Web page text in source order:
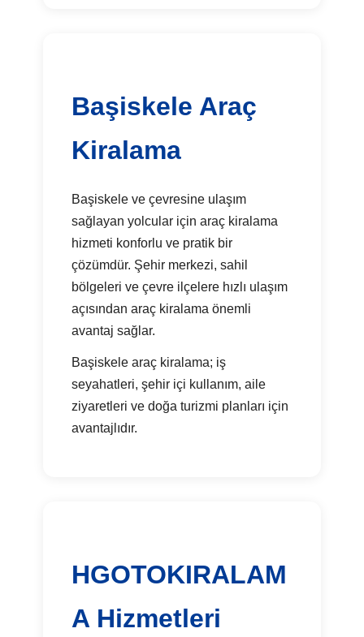
Başiskele Araç
Kiralama
Başiskele ve çevresine ulaşım
sağlayan yolcular için araç kiralama
hizmeti konforlu ve pratik bir
çözümdür. Şehir merkezi, sahil
bölgeleri ve çevre ilçelere hızlı ulaşım
açısından araç kiralama önemli
avantaj sağlar.
Başiskele araç kiralama; iş
seyahatleri, şehir içi kullanım, aile
ziyaretleri ve doğa turizmi planları için
avantajlıdır.
HGOTOKIRALAM
A Hizmetleri